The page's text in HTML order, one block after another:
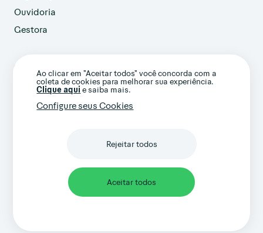
Ao clicar em "Aceitar todos" você concorda com a
coleta de cookies para melhorar sua experiência.
Clique aqui e saiba mais.
Configure seus Cookies
Rejeitar todos
Aceitar todos
Ouvidoria
Gestora
customer@avenue.us
+1 786-220-7233
(Ligação internacional)